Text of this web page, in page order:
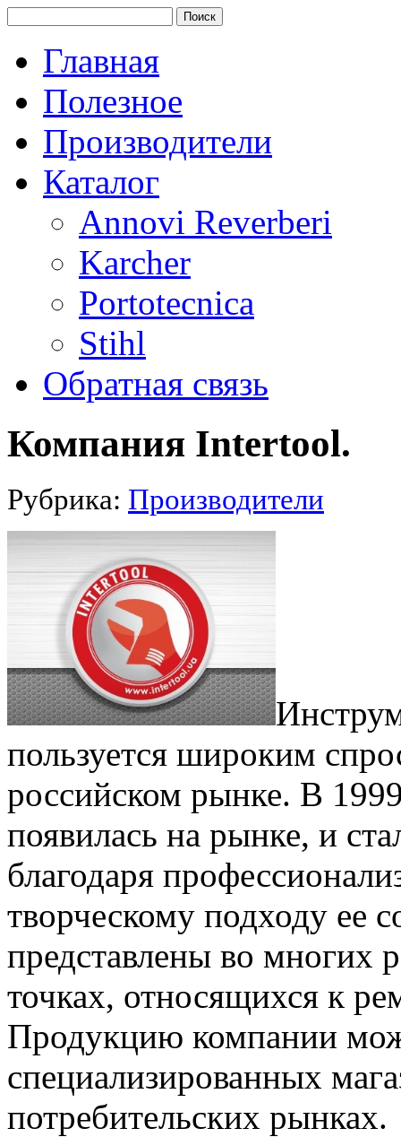
Главная
Полезное
Производители
Каталог
Annovi Reverberi
Karcher
Portotecnica
Stihl
Обратная связь
Компания Intertool.
Рубрика: Производители
пользуется широким
российском рынке. В
появилась на рынке, и
благодаря
творческому подходу ее
представлены во многих
точках, относящихся к
Продукцию компании
специализированных
потребительских рынках.